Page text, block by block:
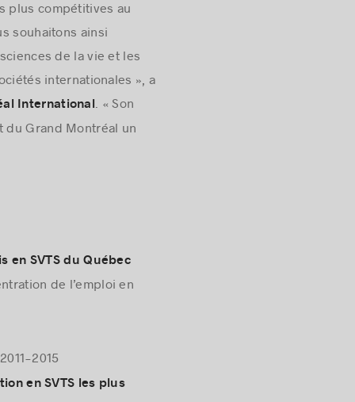
plus compétitives au
souhaitons ainsi
de la vie et les
internationales », a
International . « Son
Grand Montréal un
en SVTS du Québec
de l’emploi en
2015
en SVTS les plus